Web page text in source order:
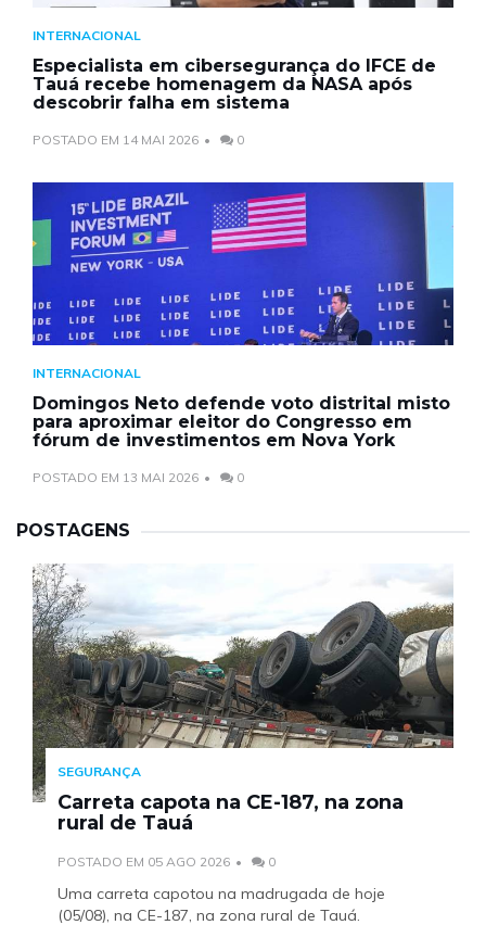
INTERNACIONAL
Especialista em cibersegurança do IFCE de
Tauá recebe homenagem da NASA após
descobrir falha em sistema
POSTADO EM 14 MAI 2026 0
INTERNACIONAL
Domingos Neto defende voto distrital misto
para aproximar eleitor do Congresso em
fórum de investimentos em Nova York
POSTADO EM 13 MAI 2026 0
POSTAGENS
SEGURANÇA
Carreta capota na CE-187, na zona
rural de Tauá
POSTADO EM 05 AGO 2026 0
Uma carreta capotou na madrugada de hoje
(05/08), na CE-187, na zona rural de Tauá.